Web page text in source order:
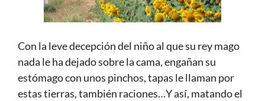
Con la leve decepción del niño al que su rey mago
nada le ha dejado sobre la cama, engañan su
estómago con unos pinchos, tapas le llaman por
estas tierras, también raciones…Y así, matando el